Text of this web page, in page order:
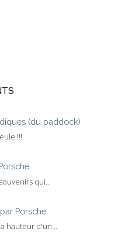
(du paddock)
!!!
qui...
Porsche
hauteur d'un...